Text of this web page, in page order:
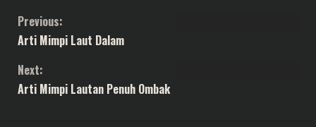
C
o
n
Previous:
Arti Mimpi Laut Dalam
Next:
Arti Mimpi Lautan Penuh Ombak